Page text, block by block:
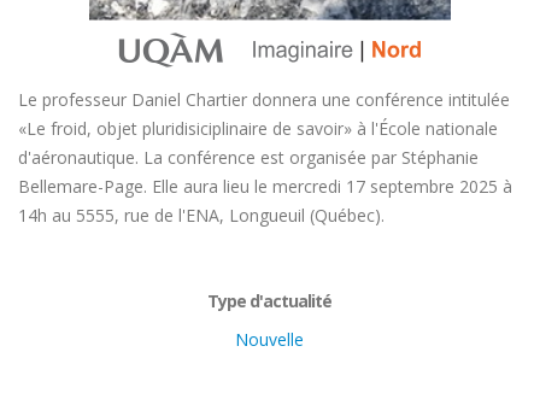
Le professeur Daniel Chartier donnera une conférence intitulée
«Le froid, objet pluridisiciplinaire de savoir» à l'École nationale
d'aéronautique. La conférence est organisée par Stéphanie
Bellemare-Page. Elle aura lieu le mercredi 17 septembre 2025 à
14h au 5555, rue de l'ENA, Longueuil (Québec).
Type d'actualité
Nouvelle